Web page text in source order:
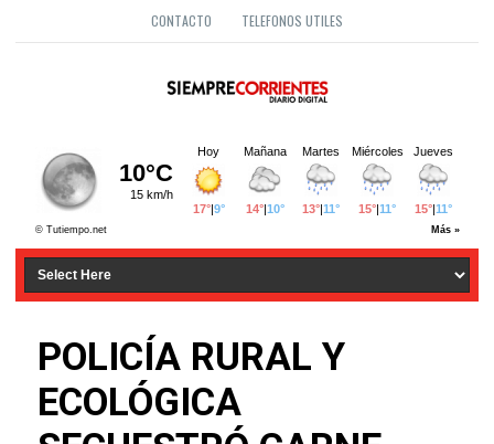
CONTACTO TELEFONOS UTILES
POLICÍA RURAL Y
ECOLÓGICA